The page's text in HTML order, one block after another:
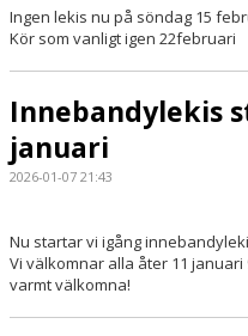
Ingen lekis nu på söndag 15
Kör som vanligt igen 22februari
Innebandylekis
januari
2026-01-07 21:43
Nu startar vi igång
Vi välkomnar alla åter 11 januari
varmt välkomna!